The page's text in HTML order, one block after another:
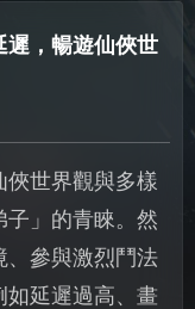
遲，暢遊仙俠世
俠世界觀與多樣
子」的青睞。然
、參與激烈鬥法
如延遲過高、畫